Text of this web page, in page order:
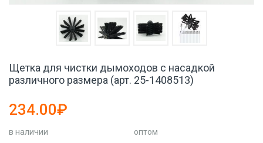
Щетка для чистки дымоходов с насадкой
различного размера (арт. 25-1408513)
234.00₽
в наличии
оптом